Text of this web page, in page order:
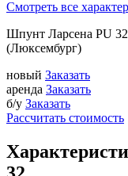
Смотреть все
Шпунт Ларсена PU
(Люксембург)
новый Заказать
аренда Заказать
б/у Заказать
Рассчитать стоимость